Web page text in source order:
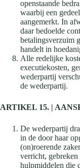
openstaande
waarbij een
aangemerkt. In
daar bedoelde
betalingsverzuim
handelt in
Alle redelijke
executiekosten,
wederpartij
de wederpartij.
ARTIKEL 15. |
De wederpartij
in de door haar
(on)roerende
verricht,
hulpmiddelen die